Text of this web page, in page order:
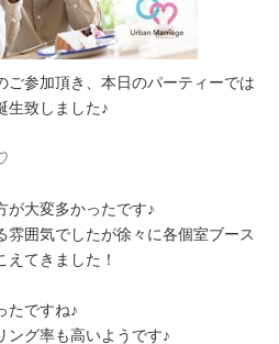
ご参加頂き、本日のパーティーでは
生致しました♪
が大変多かったです♪
雰囲気でしたが徐々に各個室ブース
てきました！
たですね♪
ング率も高いようです♪